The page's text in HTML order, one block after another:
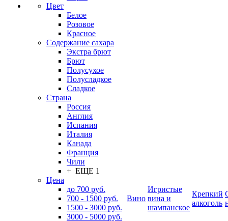
Цвет
Белое
Розовое
Красное
Содержание сахара
Экстра брют
Брют
Полусухое
Полусладкое
Сладкое
Страна
Россия
Англия
Испания
Италия
Канада
Франция
Чили
+ ЕЩЕ 1
Цена
до 700 руб.
700 - 1500 руб.
1500 - 3000 руб.
3000 - 5000 руб.
Вино
Игристые
вина и
шампанское
Крепкий
алкоголь